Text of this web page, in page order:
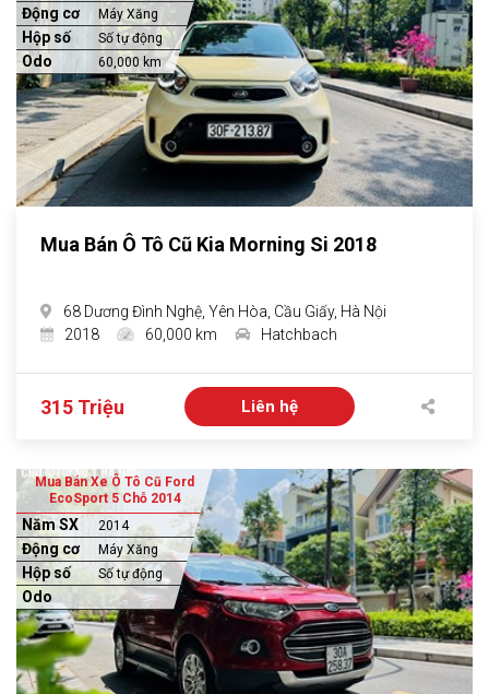
Động cơ Máy Xăng
Hộp số Số tự động
Odo 60,000 km
Mua Bán Ô Tô Cũ Kia Morning Si 2018
68 Dương Đình Nghệ, Yên Hòa, Cầu Giấy, Hà Nội
2018
60,000 km Hatchbach
315 Triệu Liên hệ
Mua Bán Xe Ô Tô Cũ Ford
EcoSport 5 Chỗ 2014
Năm SX 2014
Động cơ Máy Xăng
Hộp số Số tự động
Odo